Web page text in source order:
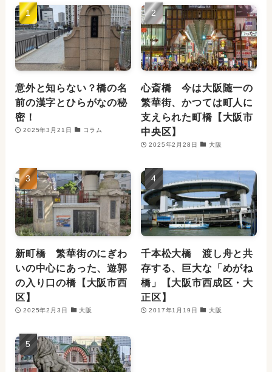
意外と知らない？橋の名
前の漢字とひらがなの秘
密！
2025年3月21日 コラム
心斎橋 今は大阪随一の
繁華街、かつては町人に
支えられた町橋【大阪市
中央区】
2025年2月28日 大阪
新町橋 繁華街のにぎわ
いの中心にあった、遊郭
の入り口の橋【大阪市西
区】
2025年2月3日 大阪
千本松大橋 渡し舟と共
存する、巨大な「めがね
橋」【大阪市西成区・大
正区】
2017年1月19日 大阪